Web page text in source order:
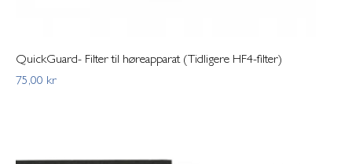
QuickGuard- Filter til høreapparat (Tidligere HF4-filter)
Pris
75,00 kr